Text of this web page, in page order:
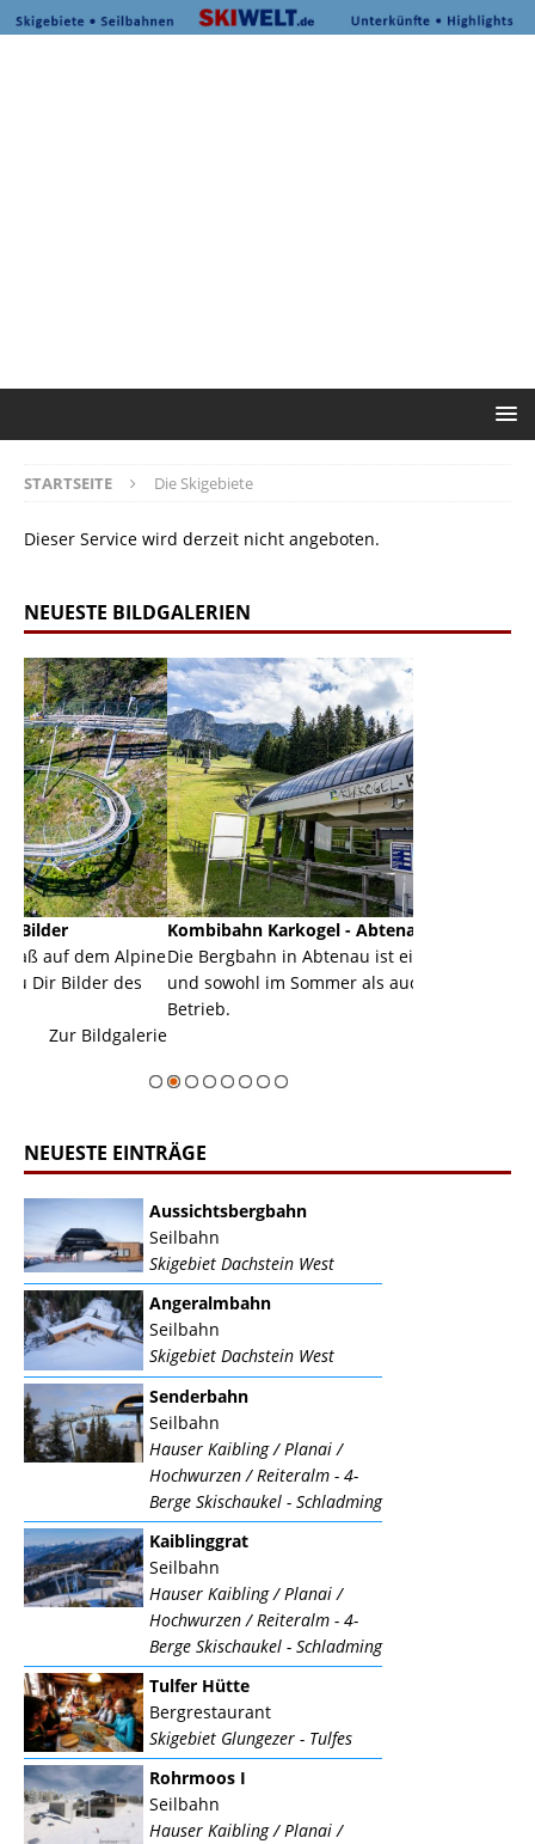
STARTSEITE Die Skigebiete
Dieser Service wird derzeit nicht angeboten.
NEUESTE BILDGALERIEN
Kombibahn Karkogel - Abtenau - Salzburg
Die Bergbahn in Abtenau ist eine Kombibahn
und sowohl im Sommer als auch im Winter in
NEUESTE EINTRÄGE
Aussichtsbergbahn
Seilbahn
Skigebiet Dachstein West
Angeralmbahn
Seilbahn
Skigebiet Dachstein West
Senderbahn
Seilbahn
Hauser Kaibling / Planai /
Hochwurzen / Reiteralm - 4-
Berge Skischaukel - Schladming
Kaiblinggrat
Seilbahn
Hauser Kaibling / Planai /
Hochwurzen / Reiteralm - 4-
Berge Skischaukel - Schladming
Tulfer Hütte
Bergrestaurant
Skigebiet Glungezer - Tulfes
Rohrmoos I
Seilbahn
Hauser Kaibling / Planai /